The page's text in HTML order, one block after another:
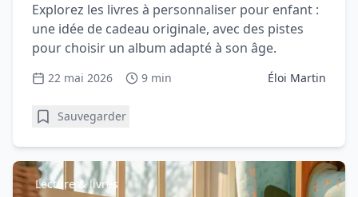
Explorez les livres à personnaliser pour enfant :
une idée de cadeau originale, avec des pistes
pour choisir un album adapté à son âge.
22 mai 2026 9 min Éloi Martin
Sauvegarder
Lecture & livres